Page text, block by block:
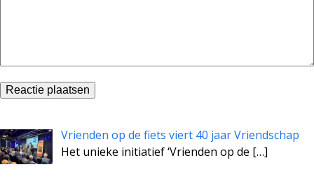
Vrienden op de fiets viert 40 jaar Vriendschap
Het unieke initiatief ‘Vrienden op de […]